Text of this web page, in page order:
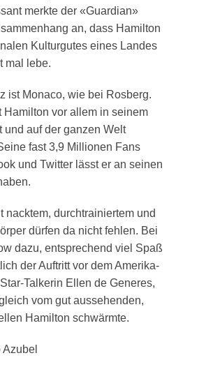
merkte der «Guardian»
an, dass Hamilton
Kulturgutes eines Landes
mal lebe.
ist Monaco, wie bei Rosberg.
Hamilton vor allem in seinem
und auf der ganzen Welt
fast 3,9 Millionen Fans
und Twitter lässt er an seinen
nacktem, durchtrainiertem und
dürfen da nicht fehlen. Bei
dazu, entsprechend viel Spaß
der Auftritt vor dem Amerika-
Talkerin Ellen de Generes,
vom gut aussehenden,
Hamilton schwärmte.